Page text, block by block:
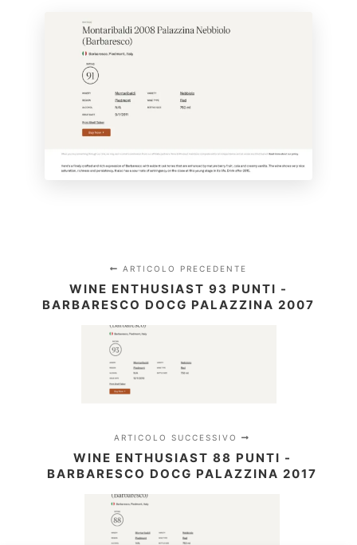
ARTICOLO PRECEDENTE
WINE ENTHUSIAST 93 PUNTI -
BARBARESCO DOCG PALAZZINA 2007
ARTICOLO SUCCESSIVO
WINE ENTHUSIAST 88 PUNTI -
BARBARESCO DOCG PALAZZINA 2017